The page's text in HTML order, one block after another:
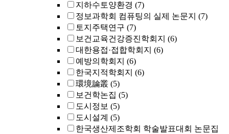
지하수토양환경 (7)
정보과학회 컴퓨팅의 실제 논문지 (7)
토지주택연구 (7)
보건교육건강증진학회지 (6)
대한용접·접합학회지 (6)
예방의학회지 (6)
한국지적학회지 (6)
環境論叢 (5)
보건학논집 (5)
도시정보 (5)
도시설계 (5)
한국생산제조학회 학술발표대회 논문집